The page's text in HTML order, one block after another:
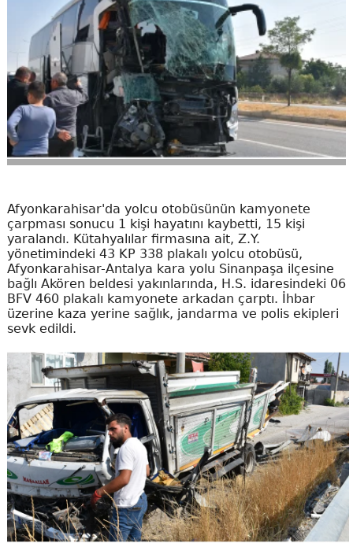
Afyonkarahisar'da yolcu otobüsünün kamyonete
çarpması sonucu 1 kişi hayatını kaybetti, 15 kişi
yaralandı. Kütahyalılar firmasına ait, Z.Y.
yönetimindeki 43 KP 338 plakalı yolcu otobüsü,
Afyonkarahisar-Antalya kara yolu Sinanpaşa ilçesine
bağlı Akören beldesi yakınlarında, H.S. idaresindeki 06
BFV 460 plakalı kamyonete arkadan çarptı. İhbar
üzerine kaza yerine sağlık, jandarma ve polis ekipleri
sevk edildi.